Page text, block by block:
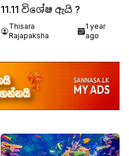
11.11 විශේෂ ඇයි ?
Thisara
Rajapaksha
1 year
ago